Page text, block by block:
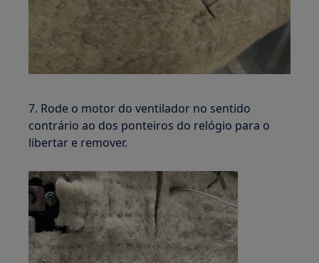
7. Rode o motor do ventilador no sentido
contrário ao dos ponteiros do relógio para o
libertar e remover.